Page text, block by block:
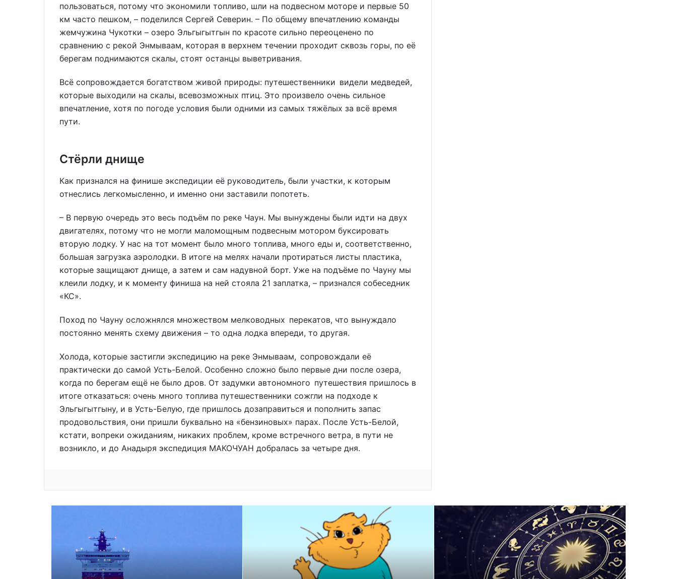
пользоваться, потому что экономили топливо, шли на подвесном моторе и первые 50
км часто пешком, – поделился Сергей Северин. – По общему впечатлению команды
жемчужина Чукотки – озеро Эльгыгытгын по красоте сильно переоценено по
сравнению с рекой Энмываам, которая в верхнем течении проходит сквозь горы, по её
берегам поднимаются скалы, стоят останцы выветривания.
Всё сопровождается богатством живой природы: путешественники видели медведей,
которые выходили на скалы, всевозможных птиц. Это произвело очень сильное
впечатление, хотя по погоде условия были одними из самых тяжёлых за всё время
пути.
Стёрли днище
Как признался на финише экспедиции её руководитель, были участки, к которым
отнеслись легкомысленно, и именно они заставили попотеть.
– В первую очередь это весь подъём по реке Чаун. Мы вынуждены были идти на двух
двигателях, потому что не могли маломощным подвесным мотором буксировать
вторую лодку. У нас на тот момент было много топлива, много еды и, соответственно,
большая загрузка аэролодки. В итоге на мелях начали протираться листы пластика,
которые защищают днище, а затем и сам надувной борт. Уже на подъёме по Чауну мы
клеили лодку, и к моменту финиша на ней стояла 21 заплатка, – признался собеседник
«КС».
Поход по Чауну осложнялся множеством мелководных перекатов, что вынуждало
постоянно менять схему движения – то одна лодка впереди, то другая.
Холода, которые застигли экспедицию на реке Энмываам, сопровождали её
практически до самой Усть-Белой. Особенно сложно было первые дни после озера,
когда по берегам ещё не было дров. От задумки автономного путешествия пришлось в
итоге отказаться: очень много топлива путешественники сожгли на подходе к
Эльгыгытгыну, и в Усть-Белую, где пришлось дозаправиться и пополнить запас
продовольствия, они пришли буквально на «бензиновых» парах. После Усть-Белой,
кстати, вопреки ожиданиям, никаких проблем, кроме встречного ветра, в пути не
возникло, и до Анадыря экспедиция МАКОЧУАН добралась за четыре дня.